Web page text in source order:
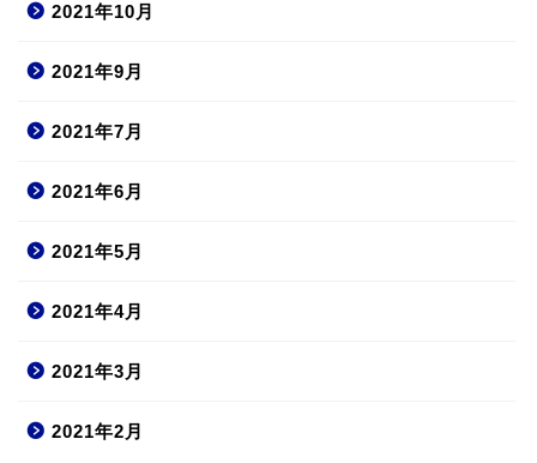
2021年10月
2021年9月
2021年7月
2021年6月
2021年5月
2021年4月
2021年3月
2021年2月